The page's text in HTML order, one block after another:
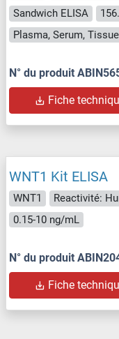
Sandwich ELISA
Plasma, Serum,
N° du produit
Fiche
WNT1 Kit ELISA
WNT1 Reactivité:
0.15-10 ng/mL
N° du produit
Fiche